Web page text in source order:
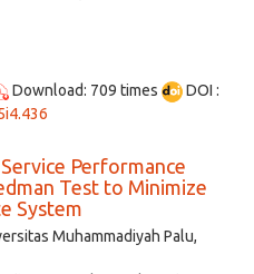
Download: 709 times
DOI :
Performance
Test to Minimize
System
Muhammadiyah Palu,